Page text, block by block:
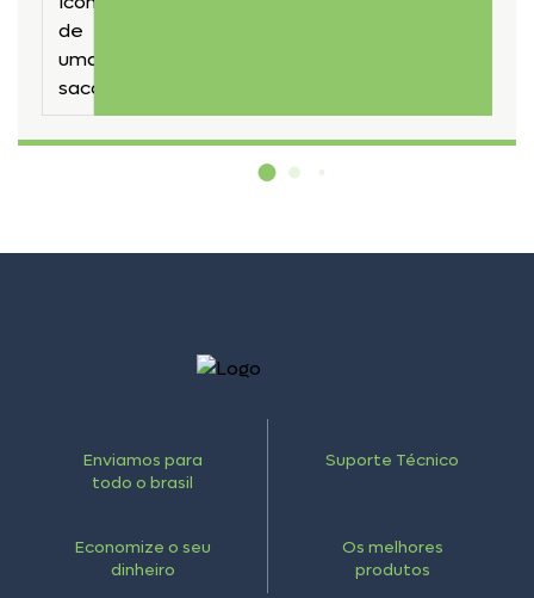
Enviamos para
todo o brasil
Suporte Técnico
Economize o seu
dinheiro
Os melhores
produtos